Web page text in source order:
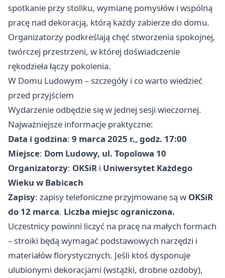
spotkanie przy stoliku, wymianę pomysłów i wspólną
pracę nad dekoracją, którą każdy zabierze do domu.
Organizatorzy podkreślają chęć stworzenia spokojnej,
twórczej przestrzeni, w której doświadczenie
rękodzieła łączy pokolenia.
W Domu Ludowym – szczegóły i co warto wiedzieć
przed przyjściem
Wydarzenie odbędzie się w jednej sesji wieczornej.
Najważniejsze informacje praktyczne:
Data i godzina: 9 marca 2025 r., godz. 17:00
Miejsce: Dom Ludowy, ul. Topolowa 10
Organizatorzy: OKSiR i Uniwersytet Każdego
Wieku w Babicach
Zapisy: zapisy telefoniczne przyjmowane są w OKSiR
do 12 marca. Liczba miejsc ograniczona.
Uczestnicy powinni liczyć na pracę na małych formach
– stroiki będą wymagać podstawowych narzędzi i
materiałów florystycznych. Jeśli ktoś dysponuje
ulubionymi dekoracjami (wstążki, drobne ozdoby),